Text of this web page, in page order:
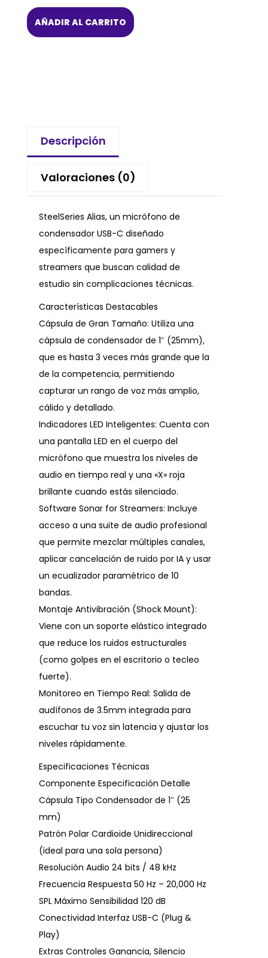
AÑADIR AL CARRITO
Descripción
Valoraciones (0)
SteelSeries Alias, un micrófono de
condensador USB-C diseñado
específicamente para gamers y
streamers que buscan calidad de
estudio sin complicaciones técnicas.
Características Destacables
Cápsula de Gran Tamaño: Utiliza una
cápsula de condensador de 1″ (25mm),
que es hasta 3 veces más grande que la
de la competencia, permitiendo
capturar un rango de voz más amplio,
cálido y detallado.
Indicadores LED Inteligentes: Cuenta con
una pantalla LED en el cuerpo del
micrófono que muestra los niveles de
audio en tiempo real y una «X» roja
brillante cuando estás silenciado.
Software Sonar for Streamers: Incluye
acceso a una suite de audio profesional
que permite mezclar múltiples canales,
aplicar cancelación de ruido por IA y usar
un ecualizador paramétrico de 10
bandas.
Montaje Antivibración (Shock Mount):
Viene con un soporte elástico integrado
que reduce los ruidos estructurales
(como golpes en el escritorio o tecleo
fuerte).
Monitoreo en Tiempo Real: Salida de
audífonos de 3.5mm integrada para
escuchar tu voz sin latencia y ajustar los
niveles rápidamente.
Especificaciones Técnicas
Componente Especificación Detalle
Cápsula Tipo Condensador de 1″ (25
mm)
Patrón Polar Cardioide Unidireccional
(ideal para una sola persona)
Resolución Audio 24 bits / 48 kHz
Frecuencia Respuesta 50 Hz – 20,000 Hz
SPL Máximo Sensibilidad 120 dB
Conectividad Interfaz USB-C (Plug &
Play)
Extras Controles Ganancia, Silencio